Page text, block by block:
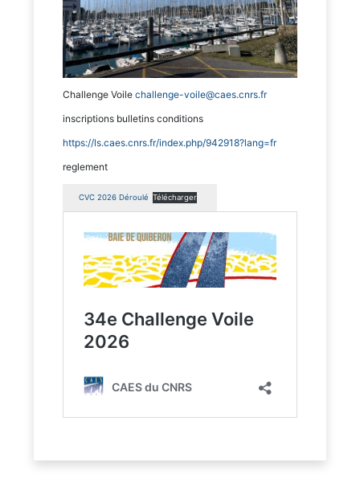
Challenge Voile challenge-voile@caes.cnrs.fr
inscriptions bulletins conditions
https://ls.caes.cnrs.fr/index.php/942918?lang=fr
reglement
CVC 2026 Déroulé Télécharger